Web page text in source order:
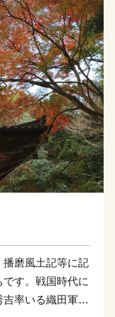
磨風土記等に記
す。戦国時代に
率いる織田軍に